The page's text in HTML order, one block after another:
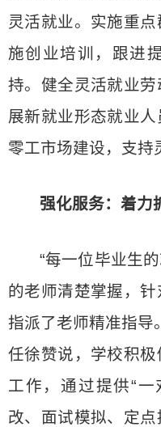
灵活就业。实施重
施创业培训，跟进
持。健全灵活就业
展新就业形态就业
零工市场建设，支持
强化服务：着力
“每一位毕业生
的老师清楚掌握，
指派了老师精准指导
任徐赞说，学校积
工作，通过提供“
改、面试模拟、定